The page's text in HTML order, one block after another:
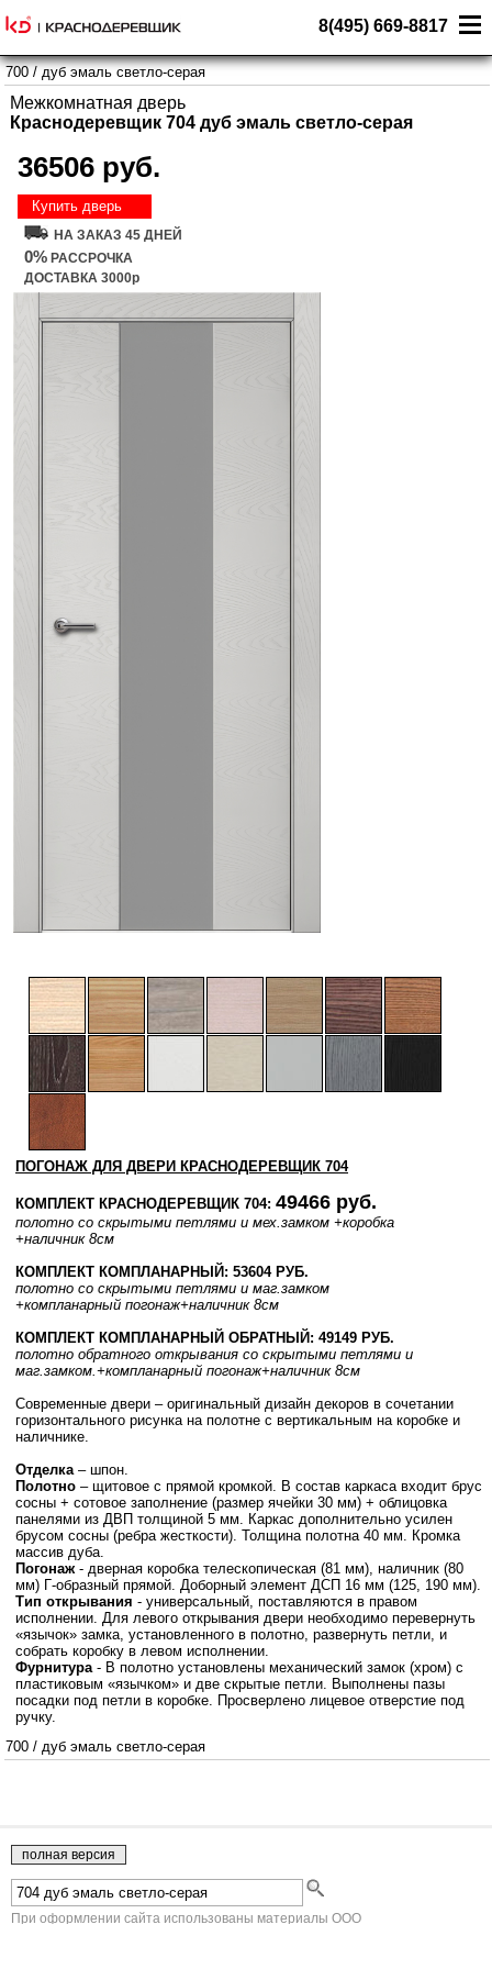
8(495) 669-8817
700 / дуб эмаль светло-серая
Межкомнатная дверь
Краснодеревщик 704 дуб эмаль светло-серая
36506 руб.
Купить дверь
НА ЗАКАЗ 45 ДНЕЙ
0% РАССРОЧКА
ДОСТАВКА 3000р
ПОГОНАЖ ДЛЯ ДВЕРИ КРАСНОДЕРЕВЩИК 704
КОМПЛЕКТ КРАСНОДЕРЕВЩИК 704: 49466 руб.
полотно со скрытыми петлями и мех.замком +коробка
+наличник 8см
КОМПЛЕКТ КОМПЛАНАРНЫЙ: 53604 РУБ.
полотно со скрытыми петлями и маг.замком
+компланарный погонаж+наличник 8см
КОМПЛЕКТ КОМПЛАНАРНЫЙ ОБРАТНЫЙ: 49149 РУБ.
полотно обратного открывания со скрытыми петлями и
маг.замком.+компланарный погонаж+наличник 8см
Современные двери – оригинальный дизайн декоров в сочетании
горизонтального рисунка на полотне с вертикальным на коробке и
наличнике.
Отделка– шпон.
Полотно – щитовое с прямой кромкой. В состав каркаса входит брус
сосны + сотовое заполнение (размер ячейки 30 мм) + облицовка
панелями из ДВП толщиной 5 мм. Каркас дополнительно усилен
брусом сосны (ребра жесткости). Толщина полотна 40 мм. Кромка
массив дуба.
Погонаж- дверная коробка телескопическая (81 мм), наличник (80
мм) Г-образный прямой. Доборный элемент ДСП 16 мм (125, 190 мм).
Тип открывания - универсальный, поставляются в правом
исполнении. Для левого открывания двери необходимо перевернуть
«язычок» замка, установленного в полотно, развернуть петли, и
собрать коробку в левом исполнении.
Фурнитура- В полотно установлены механический замок (хром) с
пластиковым «язычком» и две скрытые петли. Выполнены пазы
посадки под петли в коробке. Просверлено лицевое отверстие под
ручку.
700 / дуб эмаль светло-серая
При оформлении сайта использованы материалы ООО